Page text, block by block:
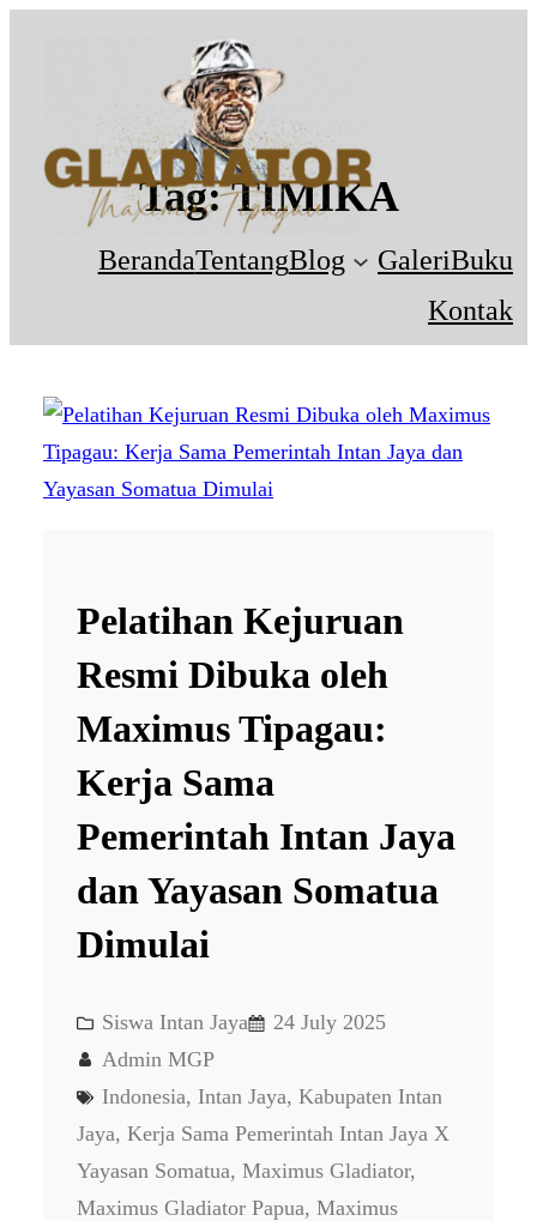
BerandaTentangBlog GaleriBuku
Kontak
Tag:TIMIKA
Pelatihan Kejuruan
Resmi Dibuka oleh
Maximus Tipagau:
Kerja Sama
Pemerintah Intan Jaya
dan Yayasan Somatua
Dimulai
Siswa Intan Jaya
24 July 2025
Admin MGP
Indonesia, Intan Jaya, Kabupaten Intan
Jaya, Kerja Sama Pemerintah Intan Jaya X
Yayasan Somatua, Maximus Gladiator
Maximus Gladiator Papua, Maximus